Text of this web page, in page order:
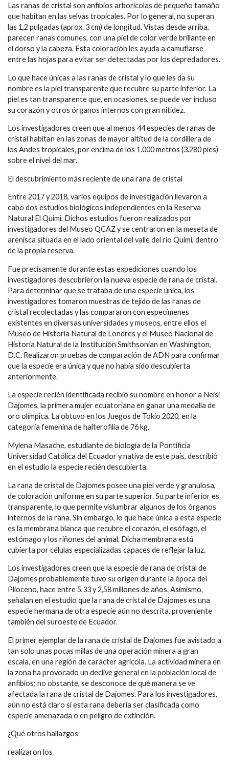
Las ranas de cristal son anfibios arborícolas de pequeño tamaño
que habitan en las selvas tropicales. Por lo general, no superan
las 1,2 pulgadas (aprox. 3 cm) de longitud. Vistas desde arriba,
parecen ranas comunes, con una piel de color verde brillante en
el dorso y la cabeza. Esta coloración les ayuda a camuflarse
entre las hojas para evitar ser detectadas por los depredadores.
Lo que hace únicas a las ranas de cristal y lo que les da su
nombre es la piel transparente que recubre su parte inferior. La
piel es tan transparente que, en ocasiones, se puede ver incluso
su corazón y otros órganos internos con gran nitidez.
Los investigadores creen que al menos 44 especies de ranas de
cristal habitan en las zonas de mayor altitud de la cordillera de
los Andes tropicales, por encima de los 1.000 metros (3.280 pies)
sobre el nivel del mar.
El descubrimiento más reciente de una rana de cristal
Entre 2017 y 2018, varios equipos de investigación llevaron a
cabo dos estudios biológicos independientes en la Reserva
Natural El Quimi. Dichos estudios fueron realizados por
investigadores del Museo QCAZ y se centraron en la meseta de
arenisca situada en el lado oriental del valle del río Quimi, dentro
de la propia reserva.
Fue precisamente durante estas expediciones cuando los
investigadores descubrieron la nueva especie de rana de cristal.
Para determinar que se trataba de una especie única, los
investigadores tomaron muestras de tejido de las ranas de
cristal recolectadas y las compararon con especímenes
existentes en diversas universidades y museos, entre ellos el
Museo de Historia Natural de Londres y el Museo Nacional de
Historia Natural de la Institución Smithsonian en Washington,
D.C. Realizaron pruebas de comparación de ADN para confirmar
que la especie era única y que no había sido descubierta
anteriormente.
La especie recién identificada recibió su nombre en honor a Neisi
Dajomes, la primera mujer ecuatoriana en ganar una medalla de
oro olímpica. La obtuvo en los Juegos de Tokio 2020, en la
categoría femenina de halterofilia de 76 kg.
Mylena Masache, estudiante de biología de la Pontificia
Universidad Católica del Ecuador y nativa de este país, describió
en el estudio la especie recién descubierta.
La rana de cristal de Dajomes posee una piel verde y granulosa,
de coloración uniforme en su parte superior. Su parte inferior es
transparente, lo que permite vislumbrar algunos de los órganos
internos de la rana. Sin embargo, lo que hace única a esta especie
es la membrana blanca que recubre el corazón, el esófago, el
estómago y los riñones del animal. Dicha membrana está
cubierta por células especializadas capaces de reflejar la luz.
Los investigadores creen que la especie de rana de cristal de
Dajomes probablemente tuvo su origen durante la época del
Plioceno, hace entre 5,33 y 2,58 millones de años. Asimismo,
señalan en el estudio que la rana de cristal de Dajomes es una
especie hermana de otra especie aún no descrita, proveniente
también del suroeste de Ecuador.
El primer ejemplar de la rana de cristal de Dajomes fue avistado a
tan solo unas pocas millas de una operación minera a gran
escala, en una región de carácter agrícola. La actividad minera en
la zona ha provocado un declive general en la población local de
anfibios; no obstante, se desconoce de qué manera se ve
afectada la rana de cristal de Dajomes. Para los investigadores,
aún no está claro si esta rana debería ser clasificada como
especie amenazada o en peligro de extinción.
¿Qué otros hallazgos
realizaron los